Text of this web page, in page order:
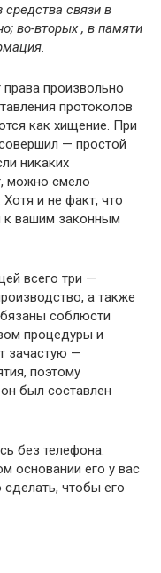
средства связи в
во-вторых , в памяти
произвольно
протоколов
как хищение. При
— простой
никаких
можно смело
и не факт, что
к вашим законным
всего три —
а также
соблюсти
процедуры и
зачастую —
поэтому
был составлен
без телефона.
основании его у вас
чтобы его